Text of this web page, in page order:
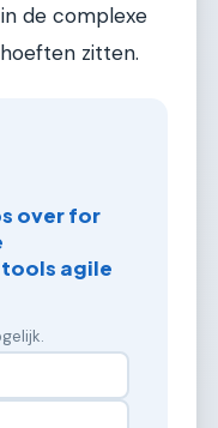
de complexe
zitten.
over for
agile